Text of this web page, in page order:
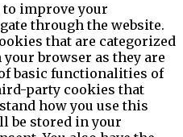
to improve your
through the website.
that are categorized
browser as they are
basic functionalities of
party cookies that
how you use this
be stored in your